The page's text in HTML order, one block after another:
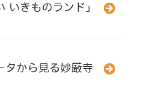
いきものランド」
タから見る妙厳寺